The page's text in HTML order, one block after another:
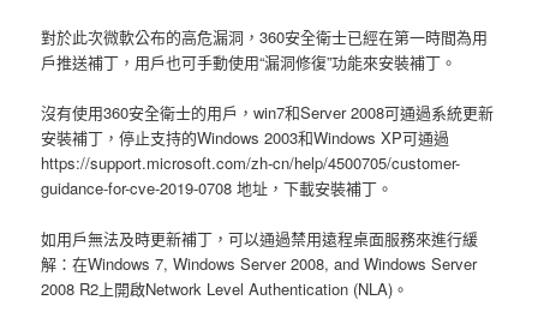
對於此次微軟公布的高危漏洞，360安全衛士已經在第一時間為用
戶推送補丁，用戶也可手動使用“漏洞修復”功能來安裝補丁。
沒有使用360安全衛士的用戶，win7和Server 2008可通過系統更新
安裝補丁，停止支持的Windows 2003和Windows XP可通過
https://support.microsoft.com/zh-cn/help/4500705/customer-
guidance-for-cve-2019-0708 地址，下載安裝補丁。
如用戶無法及時更新補丁，可以通過禁用遠程桌面服務來進行緩
解：在Windows 7, Windows Server 2008, and Windows Server
2008 R2上開啟Network Level Authentication (NLA)。